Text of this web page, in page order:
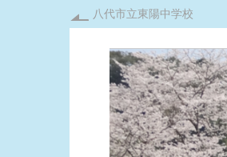
八代市立東陽中学校